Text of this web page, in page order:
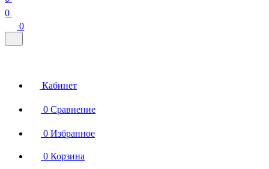
0
0
Кабинет
0 Сравнение
0 Избранное
0 Корзина